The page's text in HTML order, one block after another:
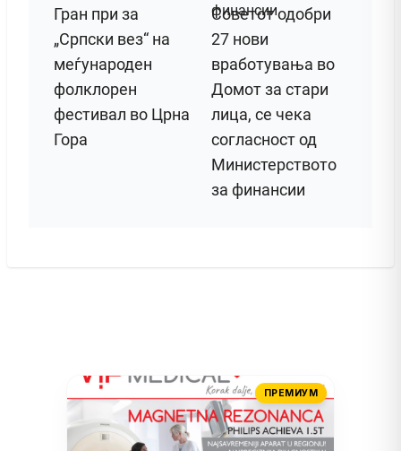
Гран при за
„Српски вез“ на
меѓународен
фолклорен
фестивал во Црна
Гора
Советот одобри
27 нови
вработувања во
Домот за стари
лица, се чека
согласност од
Министерството
за финансии
ПРЕМИУМ